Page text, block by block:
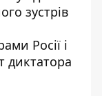
зустрів
Росії і
диктатора